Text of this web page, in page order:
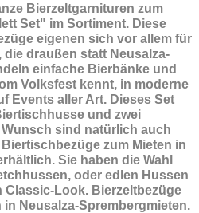
Bierzeltgarnituren zum
Set" im Sortiment. Diese
eigenen sich vor allem für
die draußen statt Neusalza-
einfache Bierbänke und
Volksfest kennt, in moderne
Events aller Art. Dieses Set
und zwei
sind natürlich auch
zum Mieten in
Sie haben die Wahl
oder edlen Hussen
Classic-Look. Bierzeltbezüge
Neusalza-Sprembergmieten.